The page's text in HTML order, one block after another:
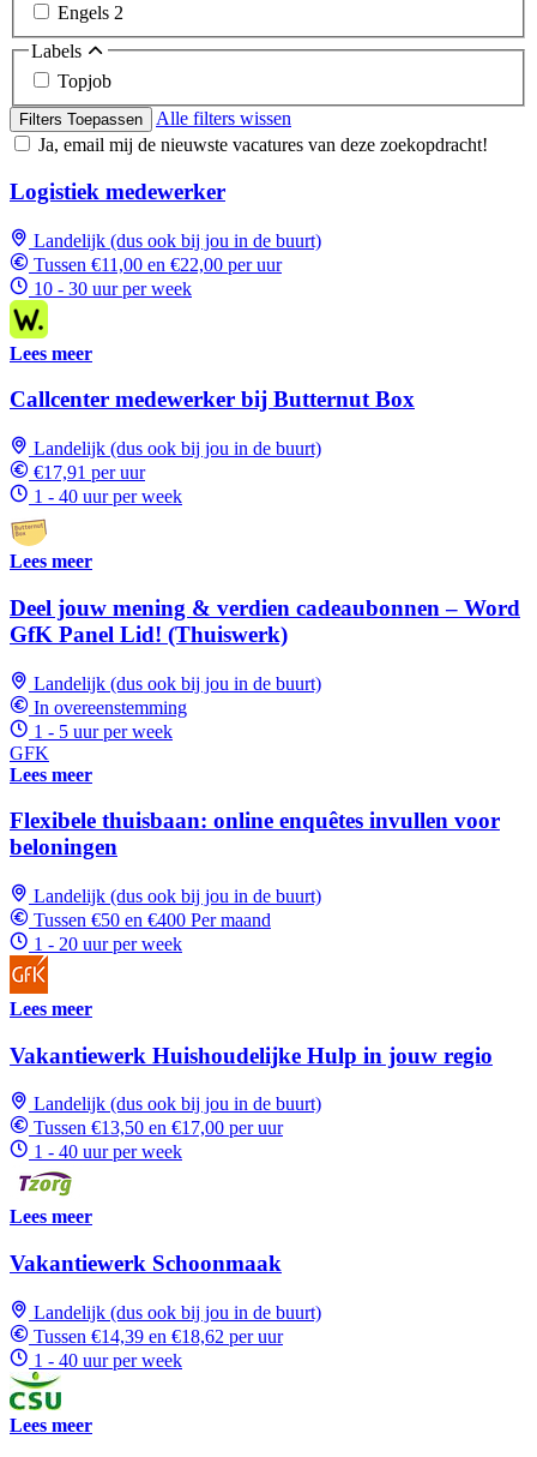
Engels 2
Labels
Topjob
Filters Toepassen
Alle filters wissen
Ja, email mij de nieuwste vacatures van deze zoekopdracht!
Logistiek medewerker
Landelijk (dus ook bij jou in de buurt)
Tussen €11,00 en €22,00 per uur
10 - 30 uur per week
Lees meer
Callcenter medewerker bij Butternut Box
Landelijk (dus ook bij jou in de buurt)
€17,91 per uur
1 - 40 uur per week
Lees meer
Deel jouw mening & verdien cadeaubonnen – Word
GfK Panel Lid! (Thuiswerk)
Landelijk (dus ook bij jou in de buurt)
In overeenstemming
1 - 5 uur per week
GFK
Lees meer
Flexibele thuisbaan: online enquêtes invullen voor
beloningen
Landelijk (dus ook bij jou in de buurt)
Tussen €50 en €400 Per maand
1 - 20 uur per week
Lees meer
Vakantiewerk Huishoudelijke Hulp in jouw regio
Landelijk (dus ook bij jou in de buurt)
Tussen €13,50 en €17,00 per uur
1 - 40 uur per week
Lees meer
Vakantiewerk Schoonmaak
Landelijk (dus ook bij jou in de buurt)
Tussen €14,39 en €18,62 per uur
1 - 40 uur per week
Lees meer